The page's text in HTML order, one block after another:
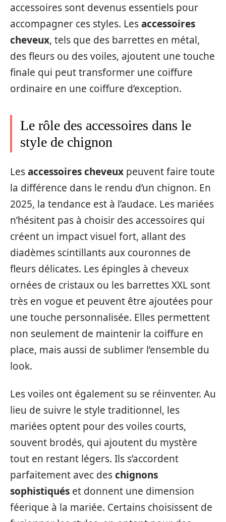
accessoires sont devenus essentiels pour
accompagner ces styles. Lesaccessoires
cheveux, tels que des barrettes en métal,
des fleurs ou des voiles, ajoutent une touche
finale qui peut transformer une coiffure
ordinaire en une coiffure d’exception.
Le rôle des accessoires dans le
style de chignon
Lesaccessoires cheveux peuvent faire toute
la différence dans le rendu d’un chignon. En
2025, la tendance est à l’audace. Les mariées
n’hésitent pas à choisir des accessoires qui
créent un impact visuel fort, allant des
diadèmes scintillants aux couronnes de
fleurs délicates. Les épingles à cheveux
ornées de cristaux ou les barrettes XXL sont
très en vogue et peuvent être ajoutées pour
une touche personnalisée. Elles permettent
non seulement de maintenir la coiffure en
place, mais aussi de sublimer l’ensemble du
look.
Les voiles ont également su se réinventer. Au
lieu de suivre le style traditionnel, les
mariées optent pour des voiles courts,
souvent brodés, qui ajoutent du mystère
tout en restant légers. Ils s’accordent
parfaitement avec deschignons
sophistiqués et donnent une dimension
féerique à la mariée. Certains choisissent de